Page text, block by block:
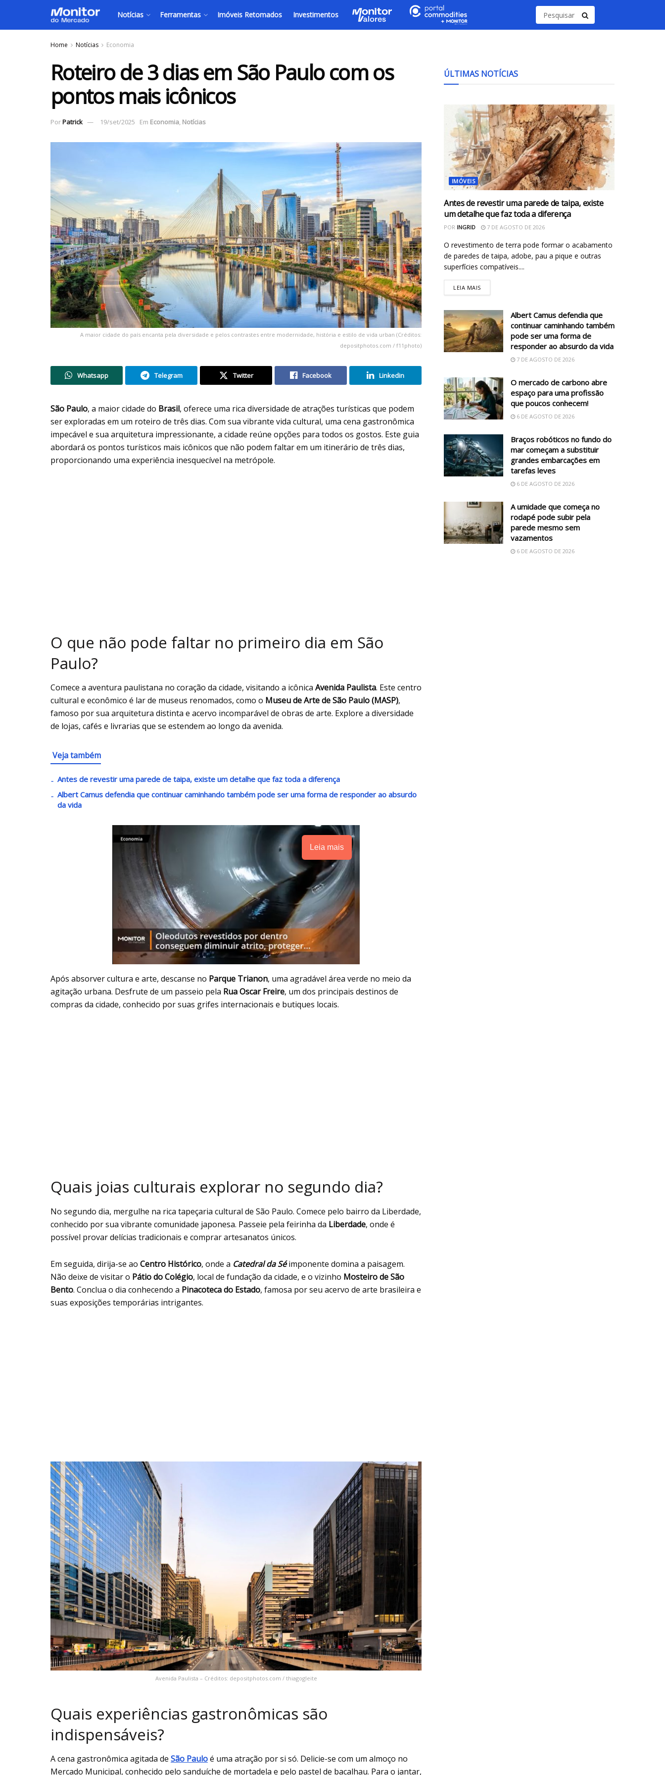
Notícias Ferramentas Imóveis Retomados Investimentos
Home Notícias Economia
Roteiro de 3 dias em São Paulo com os
pontos mais icônicos
PorPatrick 19/set/2025 Em Economia, Notícias
A maior cidade do país encanta pela diversidade e pelos contrastes entre modernidade, história e estilo de vida urban (Créditos:
depositphotos.com / f11photo)
Whatsapp Telegram Twitter Facebook Linkedin
São Paulo, a maior cidade do Brasil, oferece uma rica diversidade de atrações turísticas que podem
ser exploradas em um roteiro de três dias. Com sua vibrante vida cultural, uma cena gastronômica
impecável e sua arquitetura impressionante, a cidade reúne opções para todos os gostos. Este guia
abordará os pontos turísticos mais icônicos que não podem faltar em um itinerário de três dias,
proporcionando uma experiência inesquecível na metrópole.
O que não pode faltar no primeiro dia em São
Paulo?
Comece a aventura paulistana no coração da cidade, visitando a icônica Avenida Paulista. Este centro
cultural e econômico é lar de museus renomados, como o Museu de Arte de São Paulo (MASP),
famoso por sua arquitetura distinta e acervo incomparável de obras de arte. Explore a diversidade
de lojas, cafés e livrarias que se estendem ao longo da avenida.
Veja também
Antes de revestir uma parede de taipa, existe um detalhe que faz toda a diferença
Albert Camus defendia que continuar caminhando também pode ser uma forma de responder ao absurdo
da vida
Leia mais
Após absorver cultura e arte, descanse no Parque Trianon, uma agradável área verde no meio da
agitação urbana. Desfrute de um passeio pela Rua Oscar Freire, um dos principais destinos de
compras da cidade, conhecido por suas grifes internacionais e butiques locais.
Quais joias culturais explorar no segundo dia?
No segundo dia, mergulhe na rica tapeçaria cultural de São Paulo. Comece pelo bairro da Liberdade,
conhecido por sua vibrante comunidade japonesa. Passeie pela feirinha da Liberdade, onde é
possível provar delícias tradicionais e comprar artesanatos únicos.
Em seguida, dirija-se ao Centro Histórico, onde a Catedral da Séimponente domina a paisagem.
Não deixe de visitar o Pátio do Colégio, local de fundação da cidade, e o vizinho Mosteiro de São
Bento. Conclua o dia conhecendo a Pinacoteca do Estado, famosa por seu acervo de arte brasileira e
suas exposições temporárias intrigantes.
Avenida Paulista – Créditos: depositphotos.com / thiagogleite
Quais experiências gastronômicas são
indispensáveis?
A cena gastronômica agitada de São Pauloé uma atração por si só. Delicie-se com um almoço no
Mercado Municipal, conhecido pelo sanduíche de mortadela e pelo pastel de bacalhau. Para o jantar,
ÚLTIMAS NOTÍCIAS
IMÓVEIS
Antes de revestir uma parede de taipa, existe
um detalhe que faz toda a diferença
POR INGRID 7 DE AGOSTO DE 2026
O revestimento de terra pode formar o acabamento
de paredes de taipa, adobe, pau a pique e outras
superfícies compatíveis....
LEIA MAIS
Albert Camus defendia que
continuar caminhando também
pode ser uma forma de
responder ao absurdo da vida
7 DE AGOSTO DE 2026
O mercado de carbono abre
espaço para uma profissão
que poucos conhecem!
6 DE AGOSTO DE 2026
Braços robóticos no fundo do
mar começam a substituir
grandes embarcações em
tarefas leves
6 DE AGOSTO DE 2026
A umidade que começa no
rodapé pode subir pela
parede mesmo sem
vazamentos
6 DE AGOSTO DE 2026